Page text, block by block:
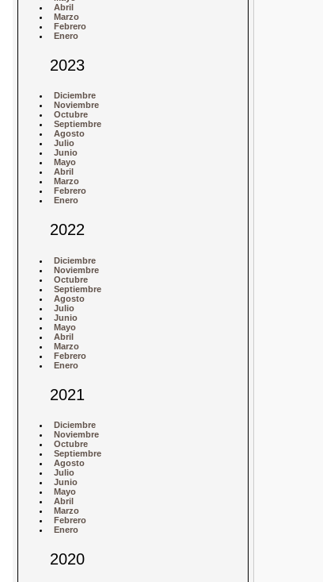
Abril
Marzo
Febrero
Enero
2023
Diciembre
Noviembre
Octubre
Septiembre
Agosto
Julio
Junio
Mayo
Abril
Marzo
Febrero
Enero
2022
Diciembre
Noviembre
Octubre
Septiembre
Agosto
Julio
Junio
Mayo
Abril
Marzo
Febrero
Enero
2021
Diciembre
Noviembre
Octubre
Septiembre
Agosto
Julio
Junio
Mayo
Abril
Marzo
Febrero
Enero
2020